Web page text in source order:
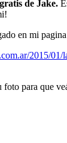
de Jake.
en mi
2015/01/
foto para que